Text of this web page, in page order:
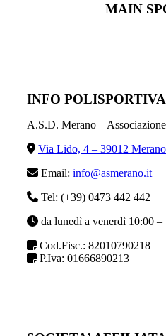
MAIN
INFO POLISPORTIVA
A.S.D. Merano –
Via Lido, 4 – 39012
Email: info@asmerano.it
Tel: (+39) 0473 442 442
da lunedì a venerdì 10:00 –
Cod.Fisc.: 82010790218
P.Iva: 01666890213